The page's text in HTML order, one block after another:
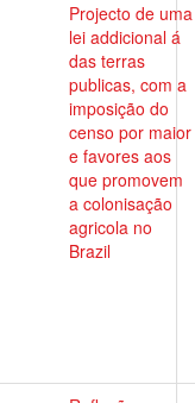
Projecto de uma
lei addicional á
das terras
publicas, com a
imposição do
censo por maior
e favores aos
que promovem
a colonisação
agricola no
Brazil